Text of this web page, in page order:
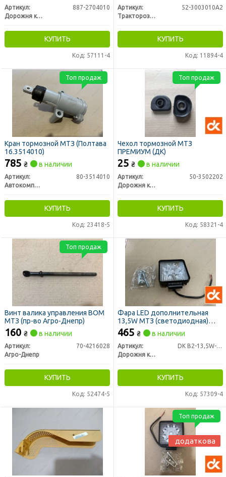
Артикул:
887-2704010
Дорожня карта
КУПИТЬ
Код: 57111-4
Артикул:
52-3003010А2
Тракторозапчасть г. Ромны
КУПИТЬ
Код: 11894-4
Кран тормозной МТЗ (Полтава
16.3514010)
785 ₴ в наличии
Артикул:
80-3514010
Автокомпонент Плюс
КУПИТЬ
Код: 23418-5
Топ продаж
Чехол тормозной МТЗ
ПРЕМИУМ (ДК)
25 ₴ в наличии
Артикул:
50-3502202
Дорожня карта
КУПИТЬ
Код: 58321-4
Топ продаж
Винт валика управления ВОМ
МТЗ (пр-во Агро-Днепр)
160 ₴ в наличии
Артикул:
70-4216028
Агро-Днепр
КУПИТЬ
Код: 52474-5
Топ продаж
Фара LED дополнительная
13,5W МТЗ (светодиодная)
<ДК>
465 ₴ в наличии
Артикул:
DK B2-13,5W-B-LED
Дорожня карта
КУПИТЬ
Код: 57309-4
Топ продаж
додаткова